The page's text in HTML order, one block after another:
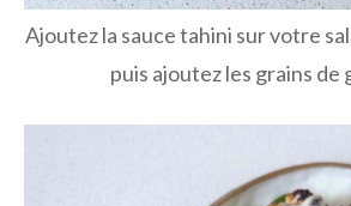
Ajoutez la sauce tahini sur votre
puis ajoutez les grains de